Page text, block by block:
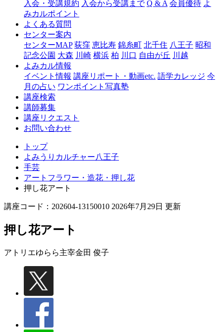
ャ
王
入会・受講規約 入会から受講まで Q & A 会員優待 よ
みカルポイント
よくある質問
センター案内
センターMAP 荻窪 恵比寿 錦糸町 北千住 八王子 昭和
記念公園 大森 川崎 横浜 柏 川口 自由が丘 川越
よみカル情報
イベント情報 講座リポート・動画etc. 語学カレッジ 今
月の占い ワンポイント写真塾
講座検索
講師募集
講座リクエスト
お問い合わせ
トップ
よみうりカルチャー八王子
手芸
アートフラワー・造花・押し花
押し花アート
講座コード：202604-13150010 2026年7月29日 更新
押し花アート
アトリエゆらら主宰金田 俊子